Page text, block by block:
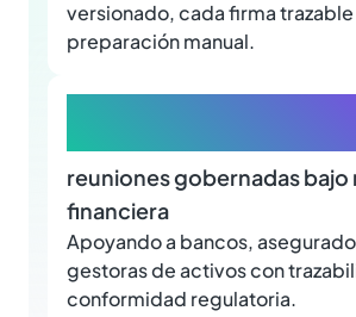
versionado, cada firma
preparación manual.
reuniones gobernadas bajo
financiera
Apoyando a bancos,
gestoras de activos con
conformidad regulatoria.